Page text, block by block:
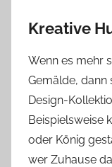
Kreative
Wenn es mehr
Gemälde, dann
Design-
Beispielsweise
oder König
wer Zuhause